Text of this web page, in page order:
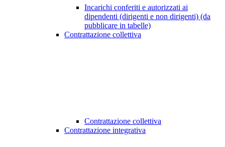
Incarichi conferiti e autorizzati ai
dipendenti (dirigenti e non dirigenti) (da
pubblicare in tabelle)
Contrattazione collettiva
Contrattazione collettiva
Contrattazione integrativa